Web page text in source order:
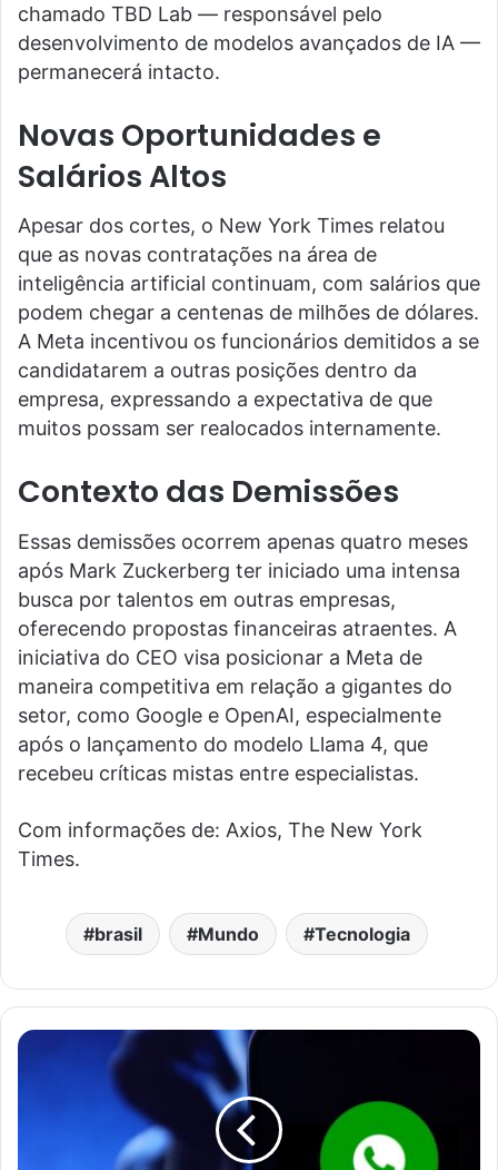
chamado TBD Lab — responsável pelo
desenvolvimento de modelos avançados de IA —
permanecerá intacto.
Novas Oportunidades e
Salários Altos
Apesar dos cortes, o New York Times relatou
que as novas contratações na área de
inteligência artificial continuam, com salários que
podem chegar a centenas de milhões de dólares.
A Meta incentivou os funcionários demitidos a se
candidatarem a outras posições dentro da
empresa, expressando a expectativa de que
muitos possam ser realocados internamente.
Contexto das Demissões
Essas demissões ocorrem apenas quatro meses
após Mark Zuckerberg ter iniciado uma intensa
busca por talentos em outras empresas,
oferecendo propostas financeiras atraentes. A
iniciativa do CEO visa posicionar a Meta de
maneira competitiva em relação a gigantes do
setor, como Google e OpenAI, especialmente
após o lançamento do modelo Llama 4, que
recebeu críticas mistas entre especialistas.
Com informações de: Axios, The New York
Times.
brasil Mundo Tecnologia